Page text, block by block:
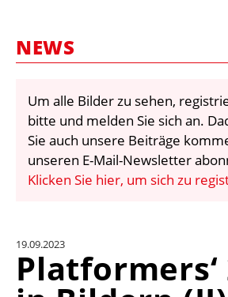
VIDEOS
BIBLIOTHEK
KRAN & BÜHNE
KONTAKT
NEWS
Um alle Bilder zu sehen,
bitte und melden Sie sich an.
Sie auch unsere Beiträge
unseren E-Mail-Newsletter
Klicken Sie hier, um sich zu
19.09.2023
Platformers‘